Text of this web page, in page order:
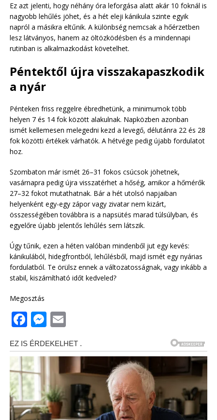
Ez azt jelenti, hogy néhány óra leforgása alatt akár 10 foknál is
nagyobb lehűlés jöhet, és a hét eleji kánikula szinte egyik
napról a másikra eltűnik. A különbség nemcsak a hőérzetben
lesz látványos, hanem az öltözködésben és a mindennapi
rutinban is alkalmazkodást követelhet.
Péntektől újra visszakapaszkodik
a nyár
Pénteken friss reggelre ébredhetünk, a minimumok több
helyen 7 és 14 fok között alakulnak. Napközben azonban
ismét kellemesen melegedni kezd a levegő, délutánra 22 és 28
fok közötti értékek várhatók. A hétvége pedig újabb fordulatot
hoz.
Szombaton már ismét 26–31 fokos csúcsok jöhetnek,
vasárnapra pedig újra visszatérhet a hőség, amikor a hőmérők
27–32 fokot mutathatnak. Bár a hét utolsó napjaiban
helyenként egy-egy zápor vagy zivatar nem kizárt,
összességében továbbra is a napsütés marad túlsúlyban, és
egyelőre újabb jelentős lehűlés sem látszik.
Úgy tűnik, ezen a héten valóban mindenből jut egy kevés:
kánikulából, hidegfrontból, lehűlésből, majd ismét egy nyárias
fordulatból. Te örülsz ennek a változatosságnak, vagy inkább a
stabil, kiszámítható időt kedveled?
Megosztás
F
a
c
e
b
o
o
M
ss
e
n
g
e
ai